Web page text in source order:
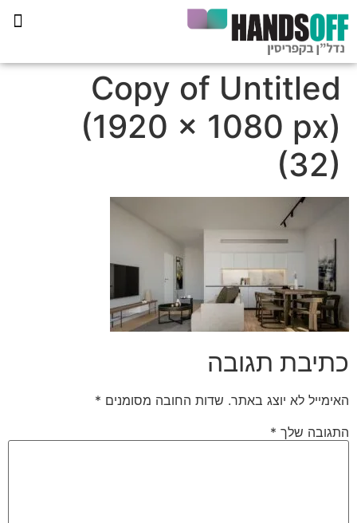
Copy of Untitled
(1920 × 1080 px)
(32)
כתיבת תגובה
האימייל לא יוצג באתר. שדות החובה מסומנים *
התגובה שלך *